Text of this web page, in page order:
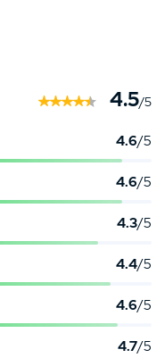
4.5/5
4.6/5
4.6/5
4.3/5
4.4/5
4.6/5
4.7/5